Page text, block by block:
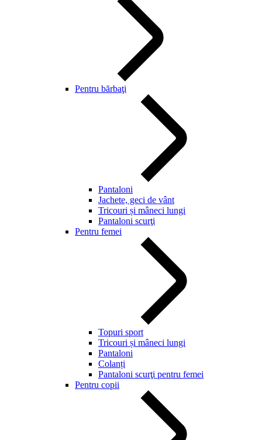
Pentru bărbaţi
Pantaloni
Jachete, geci de vânt
Tricouri și mâneci lungi
Pantaloni scurţi
Pentru femei
Topuri sport
Tricouri și mâneci lungi
Pantaloni
Colanți
Pantaloni scurţi pentru femei
Pentru copii